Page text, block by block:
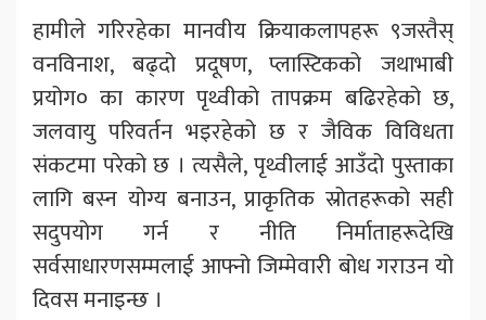
हामीले गरिरहेका मानवीय क्रियाकलापहरू ९जस्तैस्
वनविनाश, बढ्दो प्रदूषण, प्लास्टिकको जथाभाबी
प्रयोग० का कारण पृथ्वीको तापक्रम बढिरहेको छ,
जलवायु परिवर्तन भइरहेको छ र जैविक विविधता
संकटमा परेको छ । त्यसैले, पृथ्वीलाई आउँदो पुस्ताका
लागि बस्न योग्य बनाउन, प्राकृतिक स्रोतहरूको सही
सदुपयोग गर्न र नीति निर्माताहरूदेखि
सर्वसाधारणसम्मलाई आफ्नो जिम्मेवारी बोध गराउन यो
दिवस मनाइन्छ ।